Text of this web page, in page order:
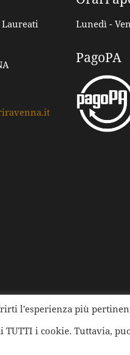
Laureati
Lunedì -
PagoPA
Laureati della
l'esperienza più
TUTTI i cookie. Tuttavia,